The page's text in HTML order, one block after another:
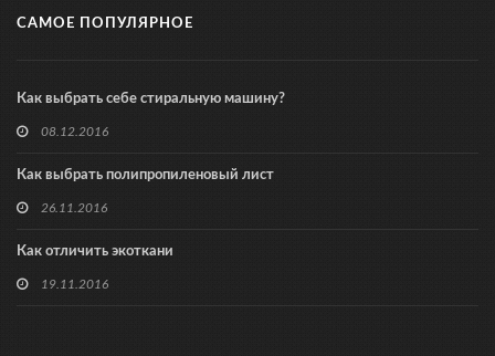
САМОЕ ПОПУЛЯРНОЕ
Как выбрать себе стиральную машину?
08.12.2016
Как выбрать полипропиленовый лист
26.11.2016
Как отличить экоткани
19.11.2016